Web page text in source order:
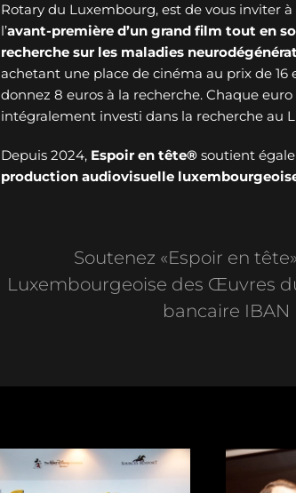
Rotary du Luxembourg, est de vous inviter à
l’avant-première d’un grand film tout en
recherche sur les maladies
achetant une place de cinéma au prix de 16
donnez 8 euros à la recherche. Chaque
intégralement investi dans la recherche au
Depuis 2024, Espoir en tête® soutient
production audiovisuelle
Soutenez «Espoir en
Luxembourgeoise des Œuvres
bancaire IBAN